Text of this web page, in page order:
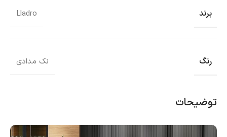
برند Lladro
رنگ نک مدادی
توضیحات